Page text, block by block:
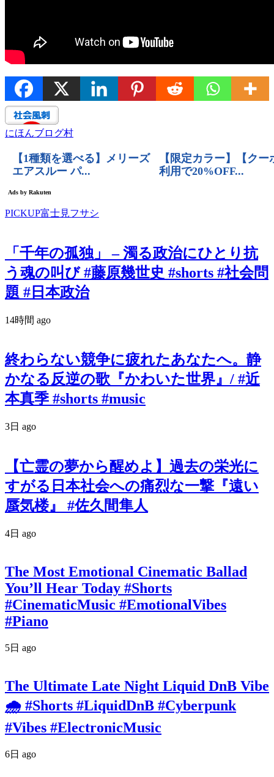
にほんブログ村
PICKUP富士見フサシ
「千年の孤独」 – 濁る政治にひとり抗
う魂の叫び #藤原幾世史 #shorts #社会問
題 #日本政治
14時間 ago
終わらない競争に疲れたあなたへ。静
かなる反逆の歌『かわいた世界』/ #近
本真季 #shorts #music
3日 ago
【亡霊の夢から醒めよ】過去の栄光に
すがる日本社会への痛烈な一撃『遠い
蜃気楼』 #佐久間隼人
4日 ago
The Most Emotional Cinematic Ballad
You’ll Hear Today #Shorts
#CinematicMusic #EmotionalVibes
#Piano
5日 ago
The Ultimate Late Night Liquid DnB Vibe
🌧️ #Shorts #LiquidDnB #Cyberpunk
#Vibes #ElectronicMusic
6日 ago